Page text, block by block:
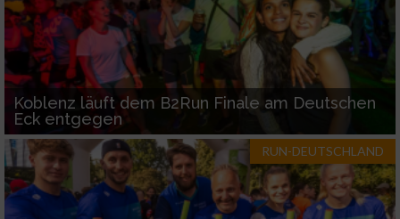
Koblenz läuft dem B2Run Finale am Deutschen
Eck entgegen
RUN-DEUTSCHLAND